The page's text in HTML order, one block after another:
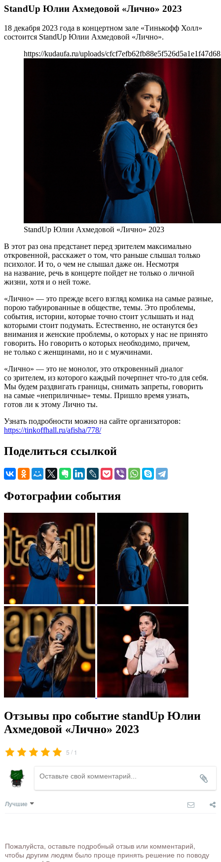
StandUp Юлии Ахмедовой «Лично» 2023
18 декабря 2023 года в концертном зале «Тинькофф Холл»
состоится StandUp Юлии Ахмедовой «Лично».
https://kudaufa.ru/uploads/
StandUp Юлии Ахмедовой «Лично» 2023
В этот раз она предстанет перед зрителем максимально
откровенной, расскажет о том, что раньше слышал только
психолог. И то, о чем не слышал даже он. Несмотря
на название, речь в концерте пойдет не только о личной
жизни, хотя и о ней тоже.
«Лично» — это прежде всего взгляд комика на самые разные,
порою табуированные в обществе, темы. Это проблемы,
события, истории, которые точно стоит услышать и над
которыми стоит подумать. Естественно, не останутся без
внимания и женские проблемы, о которых у нас не принято
говорить. Но говорить о которых необходимо, причем,
не только с женщинами, но и с мужчинами.
«Лично» — это не монолог, это откровенный диалог
со зрителем, из которого каждый почерпнет что-то для себя.
Мы будем раздвигать границы, снимать запреты, говорить
на самые «неприличные» темы. Пришло время узнать,
готов ли к этому Лично ты.
Узнать подробности можно на сайте организаторов:
https://tinkoffhall.ru/afisha/778/
Поделиться ссылкой
Фотографии события
Отзывы про событие standUp Юлии
Ахмедовой «Лично» 2023
5 / 1
Лучшие
Пожалуйста, оставьте подробный отзыв или комментарий,
чтобы другим людям было проще принять решение по поводу